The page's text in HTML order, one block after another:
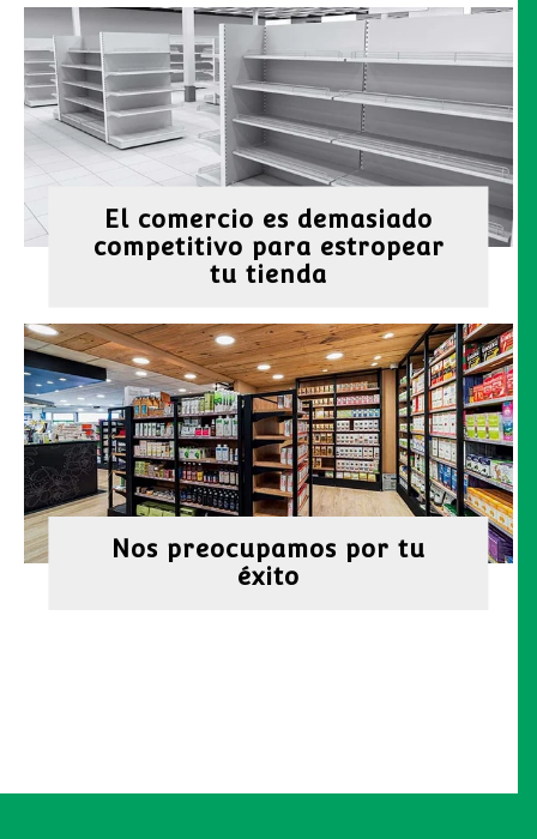
El comercio es demasiado
competitivo para estropear
tu tienda
Nos preocupamos por tu
éxito